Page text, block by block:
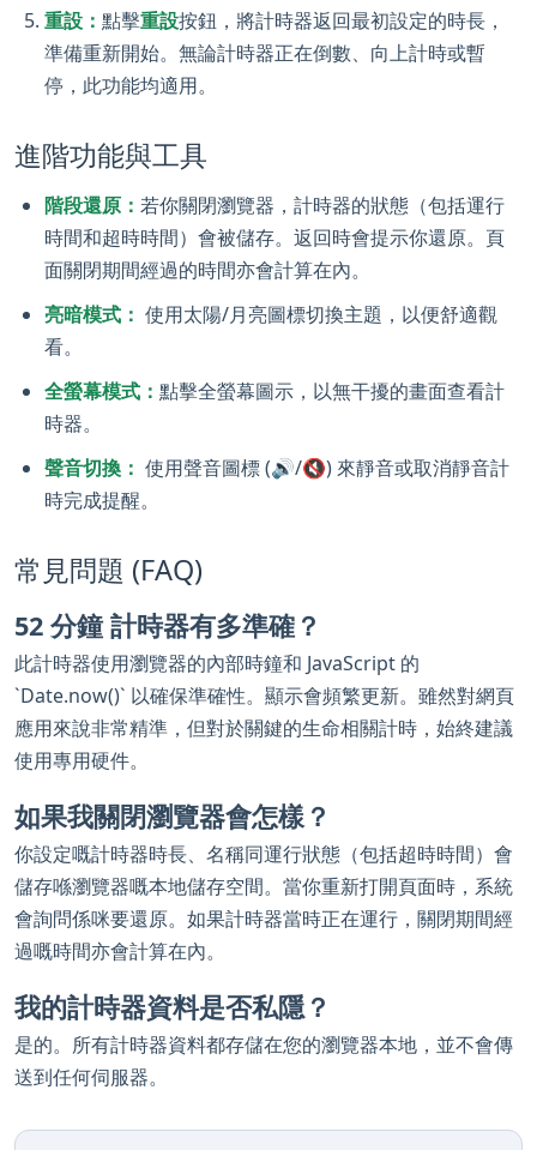
重設： 點擊重設按鈕，將計時器返回最初設定的時長，
準備重新開始。無論計時器正在倒數、向上計時或暫
停，此功能均適用。
進階功能與工具
階段還原： 若你關閉瀏覽器，計時器的狀態（包括運行
時間和超時時間）會被儲存。返回時會提示你還原。頁
面關閉期間經過的時間亦會計算在內。
亮暗模式： 使用太陽/月亮圖標切換主題，以便舒適觀
看。
全螢幕模式： 點擊全螢幕圖示，以無干擾的畫面查看計
時器。
聲音切換： 使用聲音圖標 (🔊/🔇) 來靜音或取消靜音計
時完成提醒。
常見問題 (FAQ)
52 分鐘 計時器有多準確？
此計時器使用瀏覽器的內部時鐘和 JavaScript 的
`Date.now()` 以確保準確性。顯示會頻繁更新。雖然對網頁
應用來說非常精準，但對於關鍵的生命相關計時，始終建議
使用專用硬件。
如果我關閉瀏覽器會怎樣？
你設定嘅計時器時長、名稱同運行狀態（包括超時時間）會
儲存喺瀏覽器嘅本地儲存空間。當你重新打開頁面時，系統
會詢問係咪要還原。如果計時器當時正在運行，關閉期間經
過嘅時間亦會計算在內。
我的計時器資料是否私隱？
是的。所有計時器資料都存儲在您的瀏覽器本地，並不會傳
送到任何伺服器。